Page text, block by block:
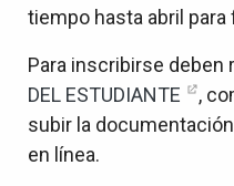
tiempo hasta abril para
Para inscribirse deben
DEL ESTUDIANTE
,
subir la
en línea.